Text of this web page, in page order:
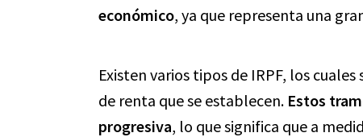
económico, ya que representa una
Existen varios tipos de IRPF, los
de renta que se establecen. Estos
progresiva, lo que significa que a